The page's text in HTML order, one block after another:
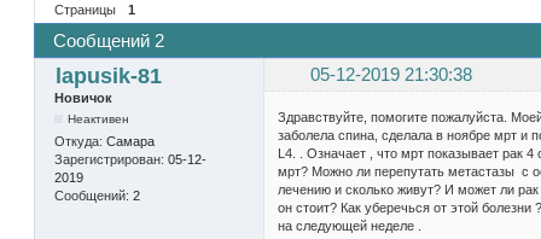
Страницы 1
Сообщений 2
lapusik-81 05-12-2019 21:30:38
Новичок
Неактивен
Откуда: Самара
Зарегистрирован: 05-12-
2019
Сообщений: 2
Здравствуйте, помогите пожалуйста.
заболела спина, сделала в ноябре мрт и
L4. . Означает , что мрт показывает рак
мрт? Можно ли перепутать метастазы с
лечению и сколько живут? И может ли
он стоит? Как уберечься от этой
на следующей неделе .